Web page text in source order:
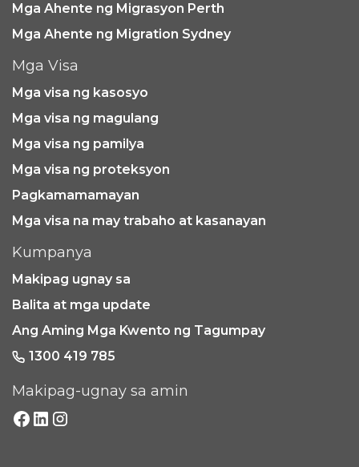
Mga Ahente ng Migrasyon Perth
Mga Ahente ng Migration Sydney
Kumpanya
Makipag ugnay sa
Balita at mga update
Ang Aming Mga Kwento ng Tagumpay
1300 419 785
Makipag-ugnay sa amin
Mga Visa
Mga visa ng kasosyo
Mga visa ng magulang
Mga visa ng pamilya
Mga visa ng proteksyon
Pagkamamamayan
Mga visa na may trabaho at kasanayan